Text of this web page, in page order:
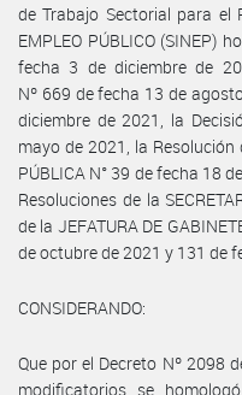
de Trabajo Sectorial para el
EMPLEO PÚBLICO (SINEP)
fecha 3 de diciembre de
Nº 669 de fecha 13 de
diciembre de 2021, la
mayo de 2021, la Resolución
PÚBLICA N° 39 de fecha 18
Resoluciones de la
de la JEFATURA DE
de octubre de 2021 y 131 de
CONSIDERANDO:
Que por el Decreto Nº 2098
modificatorios se